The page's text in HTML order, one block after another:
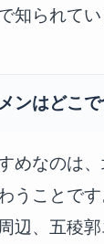
知られてい
ンはどこ
めなのは
うことで
辺、五稜